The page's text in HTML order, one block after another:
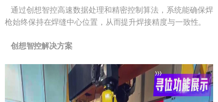
通过创想智控高速数据处理和精密控制算法，系统能确保焊
枪始终保持在焊缝中心位置，从而提升焊接精度与一致性。
创想智控解决方案